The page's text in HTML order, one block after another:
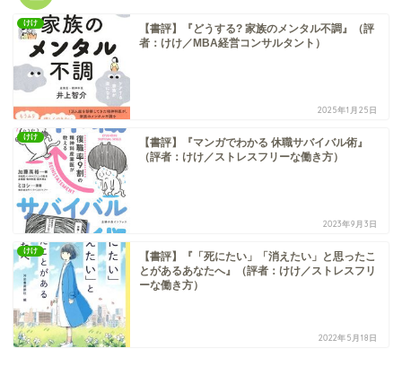
けけ
【書評】『どうする? 家族のメンタル不調』（評
者：けけ／MBA経営コンサルタント）
2025年1月25日
けけ
【書評】『マンガでわかる 休職サバイバル術』
（評者：けけ／ストレスフリーな働き方）
2023年9月3日
けけ
【書評】『「死にたい」「消えたい」と思ったこ
とがあるあなたへ』（評者：けけ／ストレスフリ
ーな働き方）
2022年5月18日